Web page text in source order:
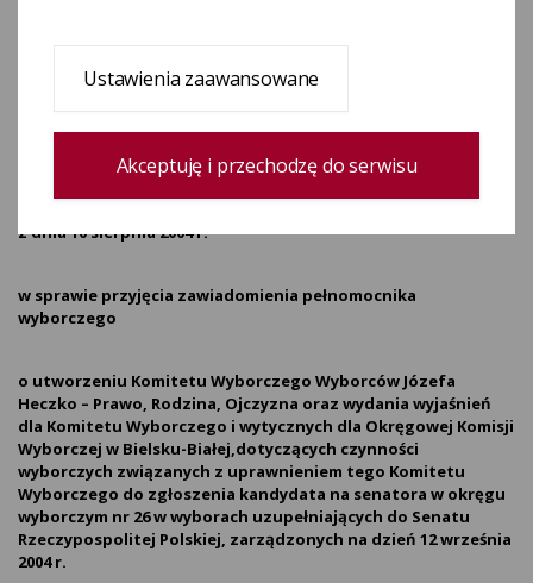
Komitetu Wyborcze
z dnia 10 sierpnia 2004 r.
w sprawie przyjęcia zawiadomienia pełnomocnika
wyborczego
o utworzeniu Komitetu Wyborczego Wyborców Józefa
Heczko – Prawo, Rodzina, Ojczyzna oraz wydania wyjaśnień
dla Komitetu Wyborczego i wytycznych dla Okręgowej Komisji
Wyborczej w Bielsku-Białej,dotyczących czynności
wyborczych związanych z uprawnieniem tego Komitetu
Wyborczego do zgłoszenia kandydata na senatora w okręgu
wyborczym nr 26 w wyborach uzupełniających do Senatu
Rzeczypospolitej Polskiej, zarządzonych na dzień 12 września
2004 r.
Ustawienia zaawansowane
Akceptuję i przechodzę do serwisu